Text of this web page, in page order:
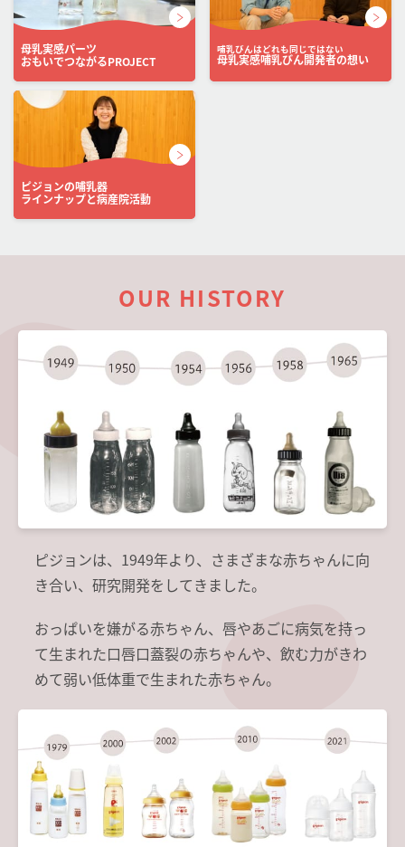
母乳実感パーツ
おもいでつながるPROJECT
哺乳びんはどれも同じではない
母乳実感哺乳びん開発者の想い
ピジョンの哺乳器
ラインナップと病産院活動
OUR HISTORY
ピジョンは、1949年より、さまざまな赤ちゃんに向
き合い、研究開発をしてきました。
おっぱいを嫌がる赤ちゃん、唇やあごに病気を持っ
て生まれた口唇口蓋裂の赤ちゃんや、飲む力がきわ
めて弱い低体重で生まれた赤ちゃん。